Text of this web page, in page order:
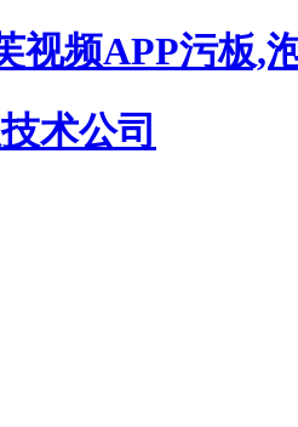
视频APP污板,